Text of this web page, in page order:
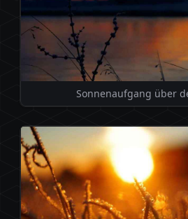
Sonnenaufgang über